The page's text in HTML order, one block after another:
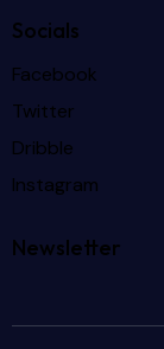
Socials
Facebook
Twitter
Dribble
Instagram
Newsletter